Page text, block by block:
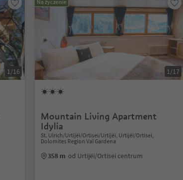
1/16
Na życzenie
1/17
Mountain Living Apartment
Idylia
St. Ulrich/Urtijëi/Ortisei/Urtijëi, Urtijëi/Ortisei,
Dolomites Region Val Gardena
358 m od Urtijëi/Ortisei centrum